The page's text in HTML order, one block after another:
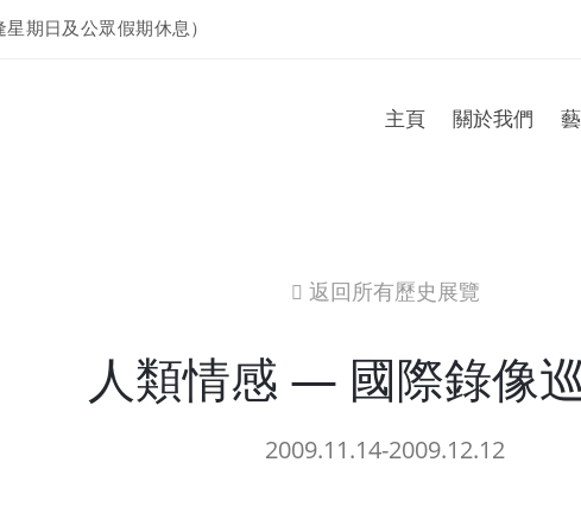
期日及公眾假期休息）
主頁 關於我們
icon
返回所有歷史展覽
人類情感 — 國際錄像
2009.11.14-2009.12.12